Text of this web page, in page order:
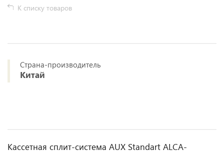
К списку товаров
Страна-производитель
Китай
Кассетная сплит-система AUX Standart ALCA-